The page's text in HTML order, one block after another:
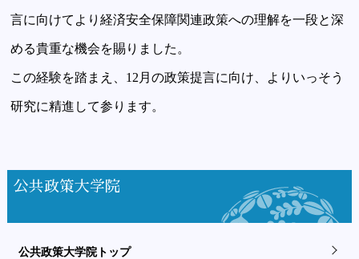
言に向けてより経済安全保障関連政策への理解を一段と深
める貴重な機会を賜りました。
この経験を踏まえ、12月の政策提言に向け、よりいっそう
研究に精進して参ります。
公共政策大学院
公共政策大学院トップ